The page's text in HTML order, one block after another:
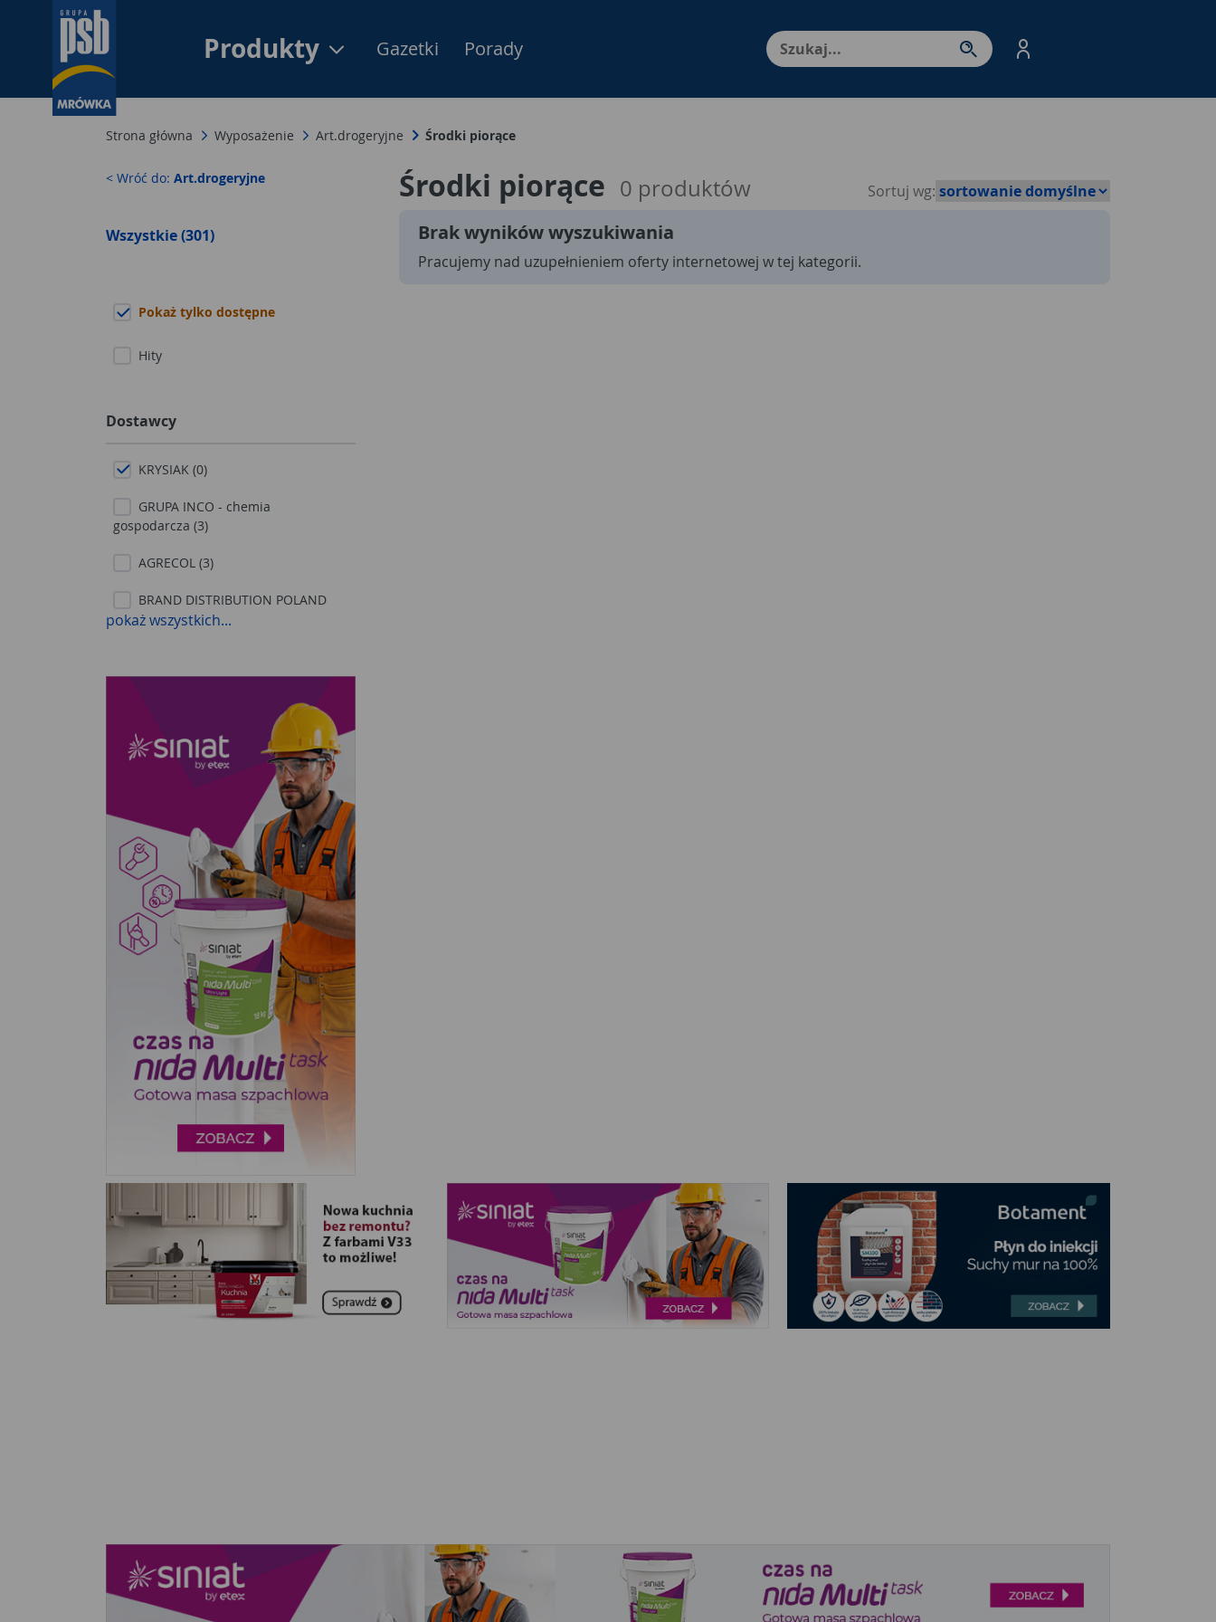
Produkty Menu Produktów, nawigacja: Enter - przejdź do strony produktów. Spacja – otwórz/
Gazetki Porady
Strona główna Wyposażenie Art.drogeryjne Środki piorące
< Wróć do: Art.drogeryjne
Wszystkie (301)
Pokaż tylko dostępne
Hity
Dostawcy
KRYSIAK (0)
GRUPA INCO - chemia
gospodarcza (3)
AGRECOL (3)
BRAND DISTRIBUTION POLAND
(11)
HENKEL DETERGENTY (108)
HG (12)
LAKMA SAT (2)
LAKMA STREFA (9)
MADONIS (9)
ORBICO (17)
ORO POLSKA (1)
UNILEVER (6)
VACO RETAIL (2)
pokaż wszystkich...
Środki piorące 0 produktów Sortuj wg:
Brak wyników wyszukiwania
Pracujemy nad uzupełnieniem oferty internetowej w tej kategorii.